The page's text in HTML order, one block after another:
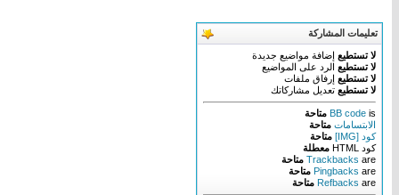
تعليمات المشاركة
لا تستطيع إضافة مواضيع جديدة
لا تستطيع الرد على المواضيع
لا تستطيع إرفاق ملفات
لا تستطيع تعديل مشاركاتك
BB code is
متاحة
الابتسامات متاحة
كود [IMG]
متاحة
كود HTML
معطلة
Trackbacks are
متاحة
Pingbacks are
متاحة
Refbacks are متاحة